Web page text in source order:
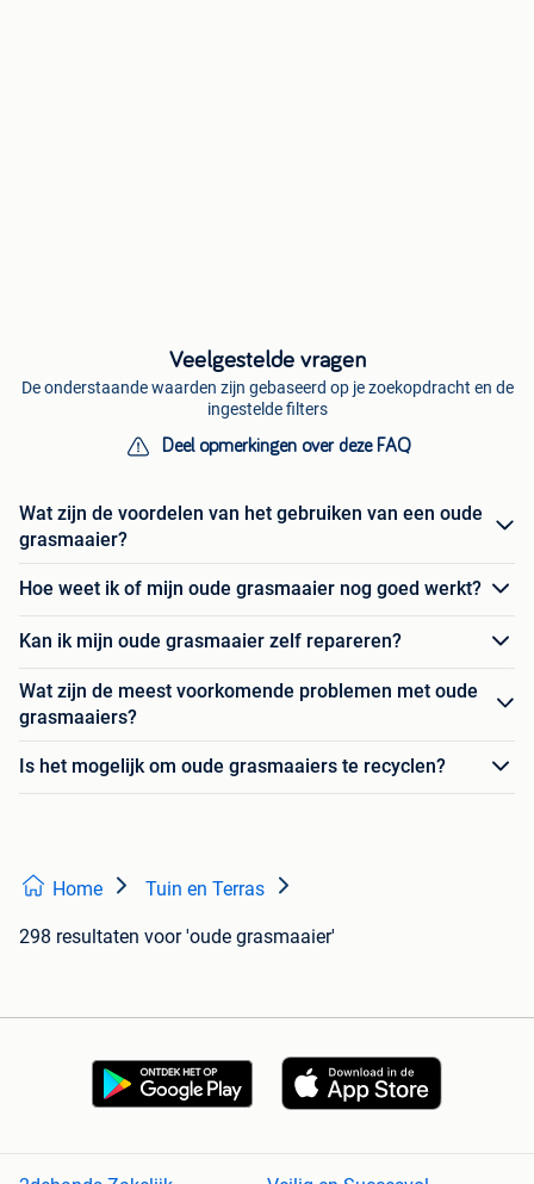
Veelgestelde vragen
De onderstaande waarden zijn gebaseerd op je zoekopdracht en de
ingestelde filters
Deel opmerkingen over deze FAQ
Wat zijn de voordelen van het gebruiken van een oude
grasmaaier?
Hoe weet ik of mijn oude grasmaaier nog goed werkt?
Kan ik mijn oude grasmaaier zelf repareren?
Wat zijn de meest voorkomende problemen met oude
grasmaaiers?
Is het mogelijk om oude grasmaaiers te recyclen?
Home Tuin en Terras
298 resultaten voor 'oude grasmaaier'